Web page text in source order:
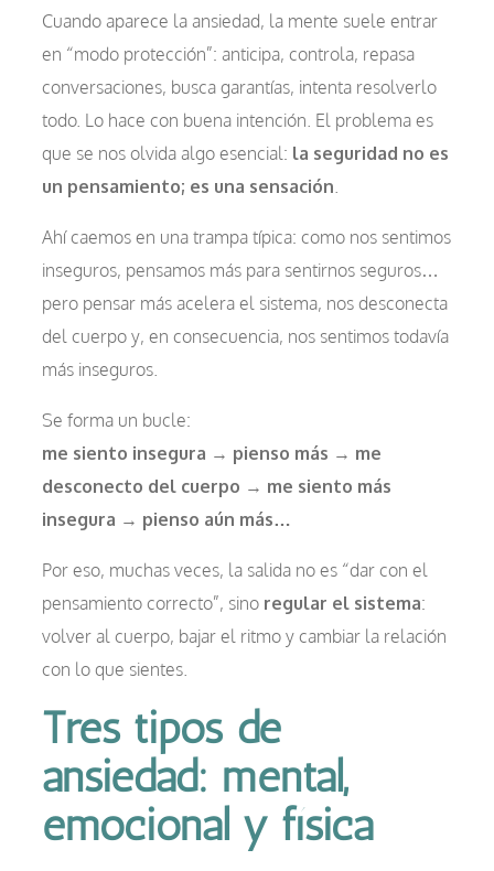
Cuando aparece la ansiedad, la mente suele entrar
en “modo protección”: anticipa, controla, repasa
conversaciones, busca garantías, intenta resolverlo
todo. Lo hace con buena intención. El problema es
que se nos olvida algo esencial: la seguridad no es
un pensamiento; es una sensación
Ahí caemos en una trampa típica: como nos sentimos
inseguros, pensamos más para sentirnos seguros…
pero pensar más acelera el sistema, nos desconecta
del cuerpo y, en consecuencia, nos sentimos todavía
más inseguros.
Se forma un bucle:
me siento insegura → pienso más → me
desconecto del cuerpo → me siento más
insegura → pienso aún más…
Por eso, muchas veces, la salida no es “dar con el
pensamiento correcto”, sino regular el sistema:
volver al cuerpo, bajar el ritmo y cambiar la relación
con lo que sientes.
Tres tipos de
ansiedad: mental,
emocional y física